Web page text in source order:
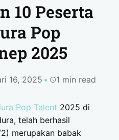
10 Peserta
Pop
2025
16, 2025 1 min read
Pop Talent 2025 di
telah berhasil
merupakan babak